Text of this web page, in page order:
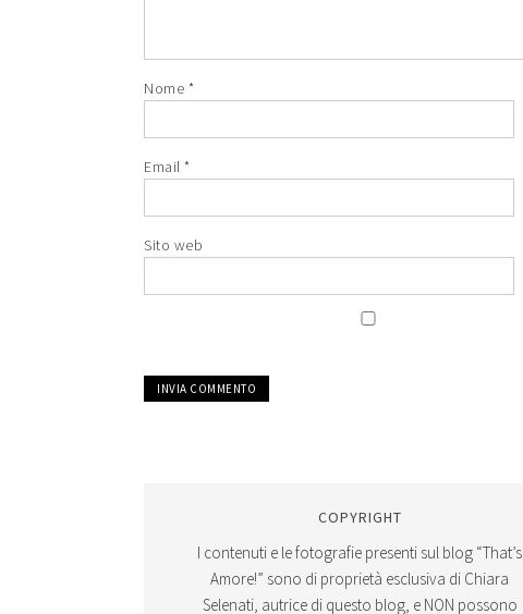
Nome *
Email *
Sito web
COPYRIGHT
I contenuti e le fotografie presenti sul blog “That’s
Amore!” sono di proprietà esclusiva di Chiara
Selenati, autrice di questo blog, e NON possono